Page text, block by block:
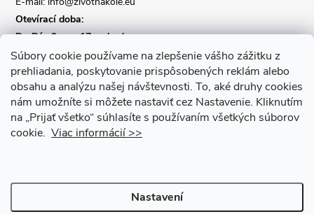
Súbory cookie používame na zlepšenie vášho zážitku z
prehliadania, poskytovanie prispôsobených reklám alebo
obsahu a analýzu našej návštevnosti. To, aké druhy cookies
nám umožníte si môžete nastaviť cez Nastavenie. Kliknutím
na „Prijať všetko“ súhlasíte s používaním všetkých súborov
cookie. Viac informácií >>
Nastavení
Otevírací doba:
Po-Pá : 9,oo - 17,oo hod
So : 9,oo - 12,oo | Ne : Zavřeno
Kontaktní formulář